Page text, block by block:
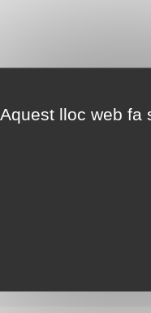
Aquest lloc web fa